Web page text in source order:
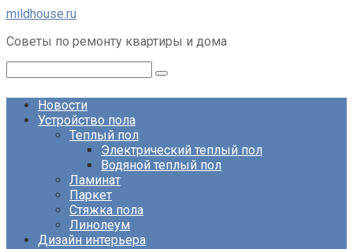
Перейти
контенту
mildhouse.ru
Советы по ремонту квартиры и дома
Новости
Устройство пола
Теплый пол
Электрический теплый пол
Водяной теплый пол
Ламинат
Паркет
Стяжка пола
Линолеум
Дизайн интерьера